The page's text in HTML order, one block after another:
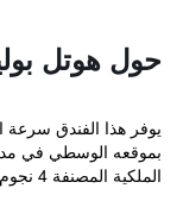
حول هوتل
يوفر هذا الفندق سرعة
بموقعه الوسطي في
الملكية المصنفة 4 نجوم تراس على السطح وانترنت لاسلكي مجاني.